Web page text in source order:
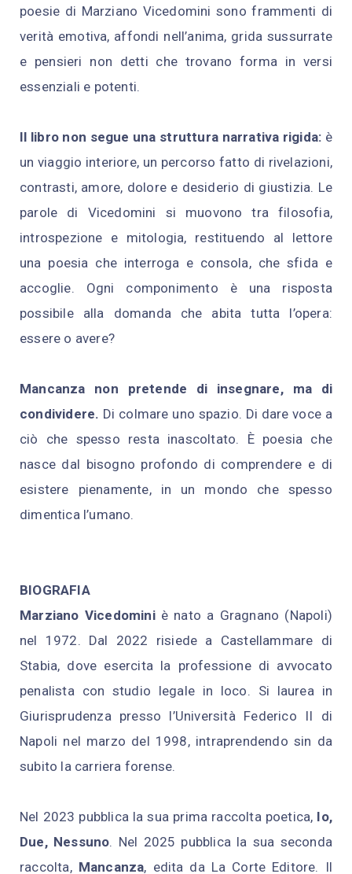
poesie di Marziano Vicedomini sono frammenti di
verità emotiva, affondi nell’anima, grida sussurrate
e pensieri non detti che trovano forma in versi
essenziali e potenti.
Il libro non segue una struttura narrativa rigida: è
un viaggio interiore, un percorso fatto di rivelazioni,
contrasti, amore, dolore e desiderio di giustizia. Le
parole di Vicedomini si muovono tra filosofia,
introspezione e mitologia, restituendo al lettore
una poesia che interroga e consola, che sfida e
accoglie. Ogni componimento è una risposta
possibile alla domanda che abita tutta l’opera:
essere o avere?
Mancanza non pretende di insegnare, ma di
condividere. Di colmare uno spazio. Di dare voce a
ciò che spesso resta inascoltato. È poesia che
nasce dal bisogno profondo di comprendere e di
esistere pienamente, in un mondo che spesso
dimentica l’umano.
BIOGRAFIA
Marziano Vicedominiè nato a Gragnano (Napoli)
nel 1972. Dal 2022 risiede a Castellammare di
Stabia, dove esercita la professione di avvocato
penalista con studio legale in loco. Si laurea in
Giurisprudenza presso l’Università Federico II di
Napoli nel marzo del 1998, intraprendendo sin da
subito la carriera forense.
Nel 2023 pubblica la sua prima raccolta poetica, Io,
Due, Nessuno. Nel 2025 pubblica la sua seconda
raccolta, Mancanza, edita da La Corte Editore. Il